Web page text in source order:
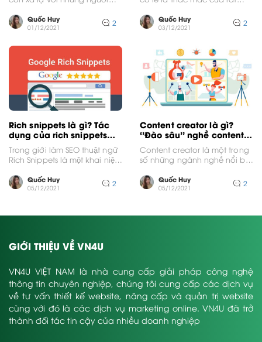
không phải...
Quốc Huy
01/12/2021 2
hiện...Quốc Huy
03/12/2021 2
Rich snippets là gì? Tác
dụng của rich snippets
trong SEO website bạn đã
biết chưa?
Trong giới làm SEO thuật ngữ
Rich Snippets là một khai niệm
Quốc Huy
05/12/2021 2
Content creator là gì?
‘’Đào sâu’’ nghề content
creator
Content creator là một trong
số những ngành nghề nổi bật
Là... Quốc Huy
05/12/2021 2
GIỚI THIỆU VỀ VN4U
VN4U VIỆT NAM là nhà cung cấp giải pháp công nghệ
thông tin chuyên nghiệp, chúng tôi cung cấp các dịch vụ
về tư vấn thiết kế website, nâng cấp và quản trị website
cùng với đó là các dịch vụ marketing online. VN4U đã trở
thành đối tác tin cậy của nhiều doanh nghiệp